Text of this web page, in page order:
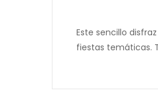
Este sencillo
fiestas temáticas.